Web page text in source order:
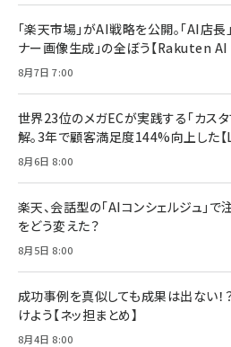
「楽天市場」がAI戦略を公開。「AI店長
ナー画像生成」の全ぼう【Rakuten
8月7日 7:00
世界23位のメガECが実践する「カス
解。3年で顧客満足度144%向上した
8月6日 8:00
楽天、会話型の「AIコンシェルジュ」
をどう変えた？
8月5日 8:00
成功事例を真似しても成果は出ない！
けよう【ネッ担まとめ】
8月4日 8:00